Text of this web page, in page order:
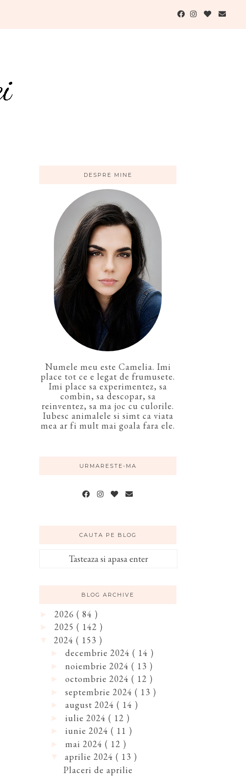
DESPRE MINE
Numele meu este Camelia. Imi
place tot ce e legat de frumusete.
Imi place sa experimentez, sa
combin, sa descopar, sa
reinventez, sa ma joc cu culorile.
Iubesc animalele si simt ca viata
mea ar fi mult mai goala fara ele.
URMARESTE-MA
CAUTA PE BLOG
BLOG ARCHIVE
2026 ( 84 )
2025 ( 142 )
2024 ( 153 )
decembrie 2024 ( 14 )
noiembrie 2024 ( 13 )
octombrie 2024 ( 12 )
septembrie 2024 ( 13 )
august 2024 ( 14 )
iulie 2024 ( 12 )
iunie 2024 ( 11 )
mai 2024 ( 12 )
aprilie 2024 ( 13 )
Placeri de aprilie